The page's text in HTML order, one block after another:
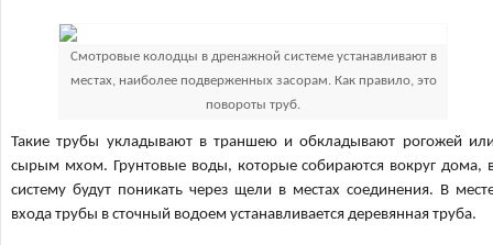
Смотровые колодцы в дренажной системе устанавливают в
местах, наиболее подверженных засорам. Как правило, это
повороты труб.
Такие трубы укладывают в траншею и обкладывают рогожей
сырым мхом. Грунтовые воды, которые собираются вокруг дома,
систему будут поникать через щели в местах соединения. В
входа трубы в сточный водоем устанавливается деревянная труба.